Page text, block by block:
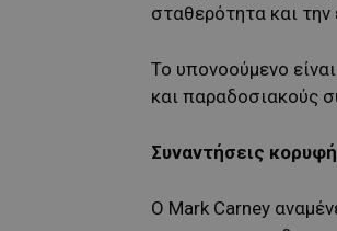
σταθερότητα και την
Το υπονοούμενο
και παραδοσιακούς
Συναντήσεις
Ο Mark Carney